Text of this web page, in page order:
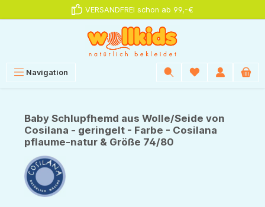
VERSANDFREI schon ab 99,-€
Navigation
Baby Schlupfhemd aus Wolle/Seide von
Cosilana - geringelt - Farbe - Cosilana
pflaume-natur & Größe 74/80